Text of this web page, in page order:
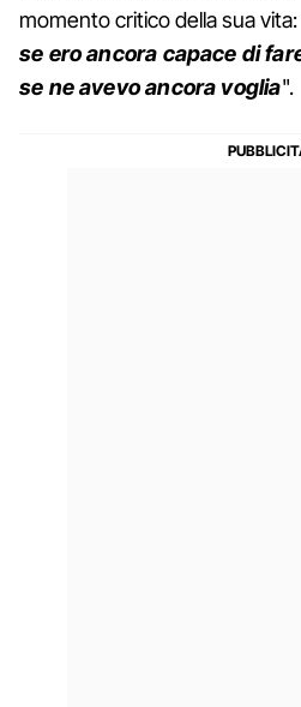
momento critico della sua vita:
se ero ancora capace di
se ne avevo ancora voglia".